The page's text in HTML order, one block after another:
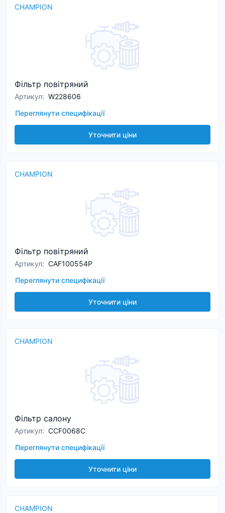
CHAMPION
Фільтр повітряний
Артикул: W228606
Переглянути специфікації
Уточнити ціни
CHAMPION
Фільтр повітряний
Артикул: CAF100554P
Переглянути специфікації
Уточнити ціни
CHAMPION
Фільтр салону
Артикул: CCF0068C
Переглянути специфікації
Уточнити ціни
CHAMPION